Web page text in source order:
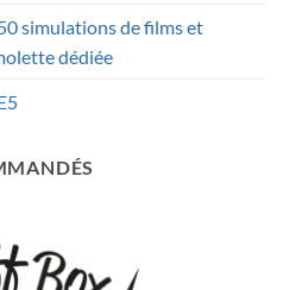
simulations de films et
dédiée